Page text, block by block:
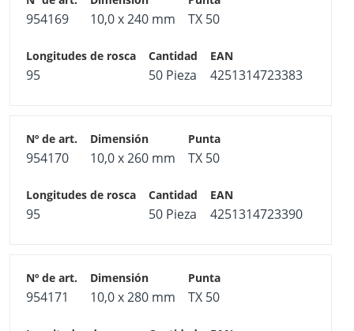
954169 10,0 x 240 mm TX 50
95 50 Pieza 4251314723383
954170 10,0 x 260 mm TX 50
95 50 Pieza 4251314723390
954171 10,0 x 280 mm TX 50